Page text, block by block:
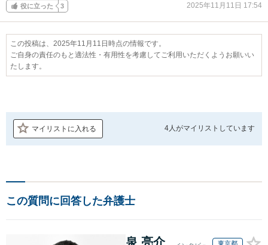
役に立った 3 2025年11月11日 17:54
この投稿は、2025年11月11日時点の情報です。
ご自身の責任のもと適法性・有用性を考慮してご利用いただくようお願いい
たします。
マイリストに入れる 4人がマイリストしています
この質問に回答した弁護士
泉 亮介 東京都